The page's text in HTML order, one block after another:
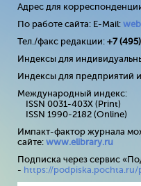
Адрес для
По работе сайта: E-Mail:
Тел./факс редакции: +7
Индексы для
Индексы для предприятий
Международный индекс:
ISSN 0031-403X (Print)
ISSN 1990-2182 (Online)
Импакт-фактор журнала
сайте: www.elibrary.ru
Подписка через сервис
- https://podpiska.pochta.ru/